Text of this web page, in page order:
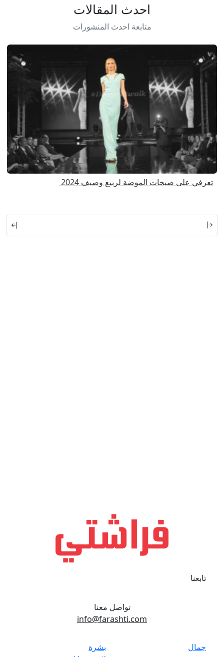
احدث المقالات
متابعة احدث المنشورات
تعرفي على صيحات الموضة لربيع وصيف 2024
تابعنا
تواصل معنا
info@farashti.com
جمال
بشرة